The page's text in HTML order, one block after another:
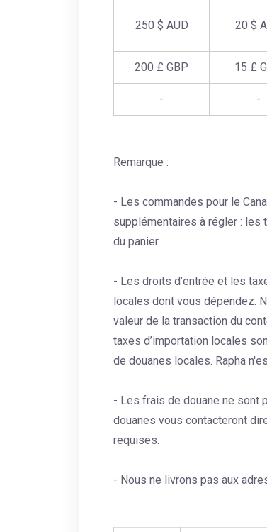
250 $ AUD 20 $
200 £ GBP 15 £
- -
Remarque :
- Les commandes pour le
supplémentaires à régler : les
du panier.
- Les droits d’entrée et les
locales dont vous dépendez.
valeur de la transaction du
taxes d’importation locales
de douanes locales. Rapha
- Les frais de douane ne sont
douanes vous contacteront
requises.
- Nous ne livrons pas aux